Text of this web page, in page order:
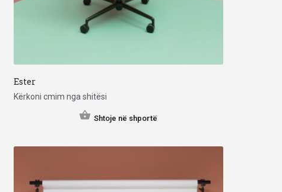
Ester
Kërkoni cmim nga shitësi
Shtoje në shportë